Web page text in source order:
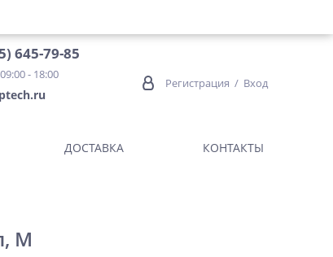
645-79-85
- 18:00
Регистрация / Вход
ДОСТАВКА КОНТАКТЫ
M